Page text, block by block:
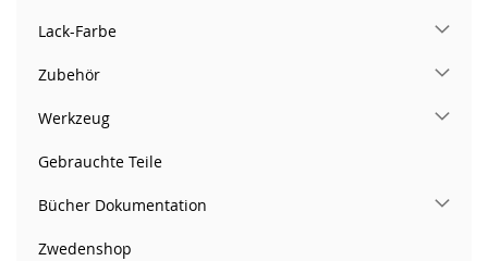
Lack-Farbe
Zubehör
Werkzeug
Gebrauchte Teile
Bücher Dokumentation
Zwedenshop